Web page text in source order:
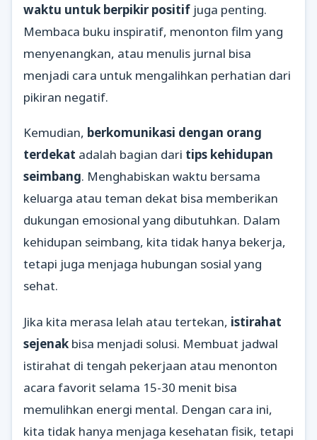
waktu untuk berpikir positif juga penting.
Membaca buku inspiratif, menonton film yang
menyenangkan, atau menulis jurnal bisa
menjadi cara untuk mengalihkan perhatian dari
pikiran negatif.
Kemudian, berkomunikasi dengan orang
terdekat adalah bagian dari tips kehidupan
seimbang. Menghabiskan waktu bersama
keluarga atau teman dekat bisa memberikan
dukungan emosional yang dibutuhkan. Dalam
kehidupan seimbang, kita tidak hanya bekerja,
tetapi juga menjaga hubungan sosial yang
sehat.
Jika kita merasa lelah atau tertekan, istirahat
sejenak bisa menjadi solusi. Membuat jadwal
istirahat di tengah pekerjaan atau menonton
acara favorit selama 15-30 menit bisa
memulihkan energi mental. Dengan cara ini,
kita tidak hanya menjaga kesehatan fisik, tetapi